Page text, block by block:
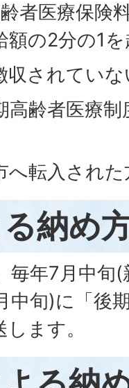
者医療保険
額の2分の1
収されてい
高齢者医療
へ転入された
納め
毎年7月中旬
中旬)に「後
ます。